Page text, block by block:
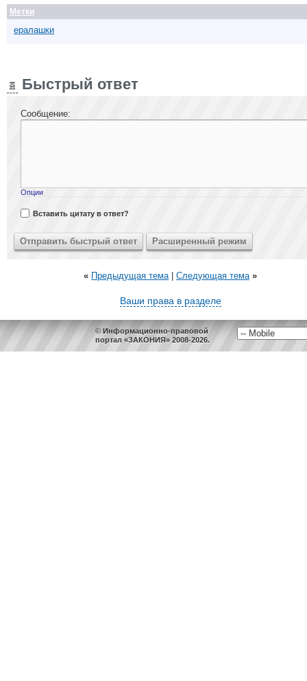
Метки
ералашки
Быстрый ответ
Сообщение:
Опции
Вставить цитату в ответ?
« Предыдущая тема| Следующая тема »
Ваши права в разделе
© Информационно-правовой
портал «ЗАКОНИЯ» 2008-2026.